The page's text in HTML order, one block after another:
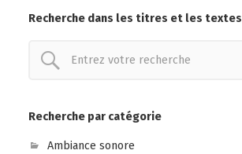
Recherche dans les titres et les textes
Recherche par catégorie
Ambiance sonore